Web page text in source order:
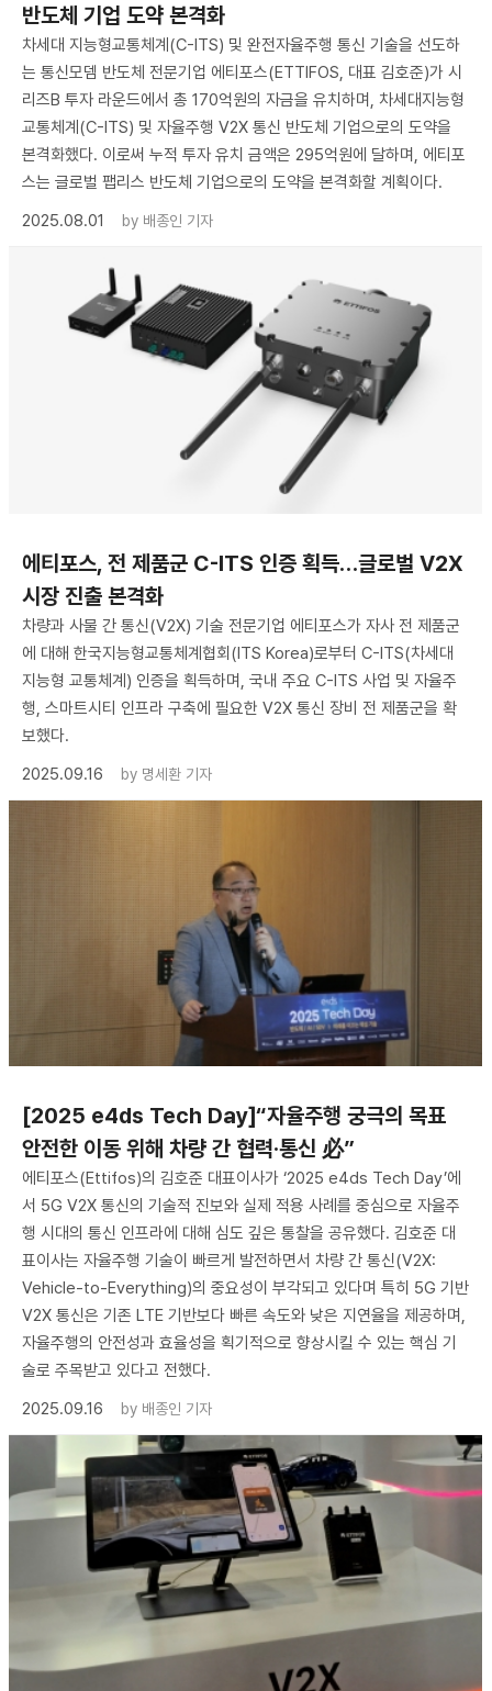
반도체 기업 도약 본격화
차세대 지능형교통체계(C-ITS) 및 완전자율주행 통신 기술을 선도하
는 통신모뎀 반도체 전문기업 에티포스(ETTIFOS, 대표 김호준)가 시
리즈B 투자 라운드에서 총 170억원의 자금을 유치하며, 차세대지능형
교통체계(C-ITS) 및 자율주행 V2X 통신 반도체 기업으로의 도약을
본격화했다. 이로써 누적 투자 유치 금액은 295억원에 달하며, 에티포
스는 글로벌 팹리스 반도체 기업으로의 도약을 본격화할 계획이다.
2025.08.01
by 배종인 기자
에티포스, 전 제품군 C-ITS 인증 획득…글로벌 V2X
시장 진출 본격화
차량과 사물 간 통신(V2X) 기술 전문기업 에티포스가 자사 전 제품군
에 대해 한국지능형교통체계협회(ITS Korea)로부터 C-ITS(차세대
지능형 교통체계) 인증을 획득하며, 국내 주요 C-ITS 사업 및 자율주
행, 스마트시티 인프라 구축에 필요한 V2X 통신 장비 전 제품군을 확
보했다.
2025.09.16
by 명세환 기자
[2025 e4ds Tech Day]“자율주행 궁극의 목표
안전한 이동 위해 차량 간 협력·통신 必”
에티포스(Ettifos)의 김호준 대표이사가 ‘2025 e4ds Tech Day’에
서 5G V2X 통신의 기술적 진보와 실제 적용 사례를 중심으로 자율주
행 시대의 통신 인프라에 대해 심도 깊은 통찰을 공유했다. 김호준 대
표이사는 자율주행 기술이 빠르게 발전하면서 차량 간 통신(V2X:
Vehicle-to-Everything)의 중요성이 부각되고 있다며 특히 5G 기반
V2X 통신은 기존 LTE 기반보다 빠른 속도와 낮은 지연율을 제공하며,
자율주행의 안전성과 효율성을 획기적으로 향상시킬 수 있는 핵심 기
술로 주목받고 있다고 전했다.
2025.09.16
by 배종인 기자